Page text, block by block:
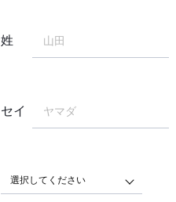
姓
セイ
選択してください